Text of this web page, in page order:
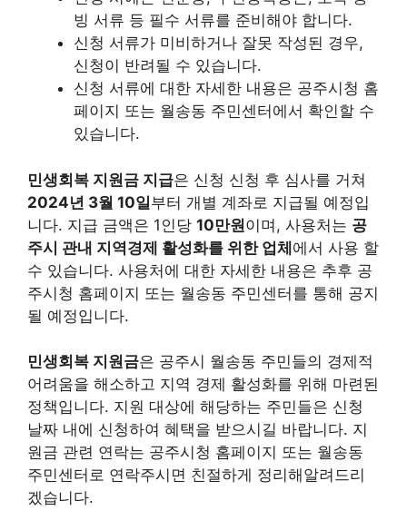
빙 서류 등 필수 서류를 준비해야 합니다.
신청 서류가 미비하거나 잘못 작성된 경우,
신청이 반려될 수 있습니다.
신청 서류에 대한 자세한 내용은 공주시청 홈
페이지 또는 월송동 주민센터에서 확인할 수
있습니다.
민생회복 지원금 지급은 신청 신청 후 심사를 거쳐
2024년 3월 10일부터 개별 계좌로 지급될 예정입
니다. 지급 금액은 1인당 10만원이며, 사용처는 공
주시 관내 지역경제 활성화를 위한 업체에서 사용 할
수 있습니다. 사용처에 대한 자세한 내용은 추후 공
주시청 홈페이지 또는 월송동 주민센터를 통해 공지
될 예정입니다.
민생회복 지원금은 공주시 월송동 주민들의 경제적
어려움을 해소하고 지역 경제 활성화를 위해 마련된
정책입니다. 지원 대상에 해당하는 주민들은 신청
날짜 내에 신청하여 혜택을 받으시길 바랍니다. 지
원금 관련 연락는 공주시청 홈페이지 또는 월송동
주민센터로 연락주시면 친절하게 정리해알려드리
겠습니다.